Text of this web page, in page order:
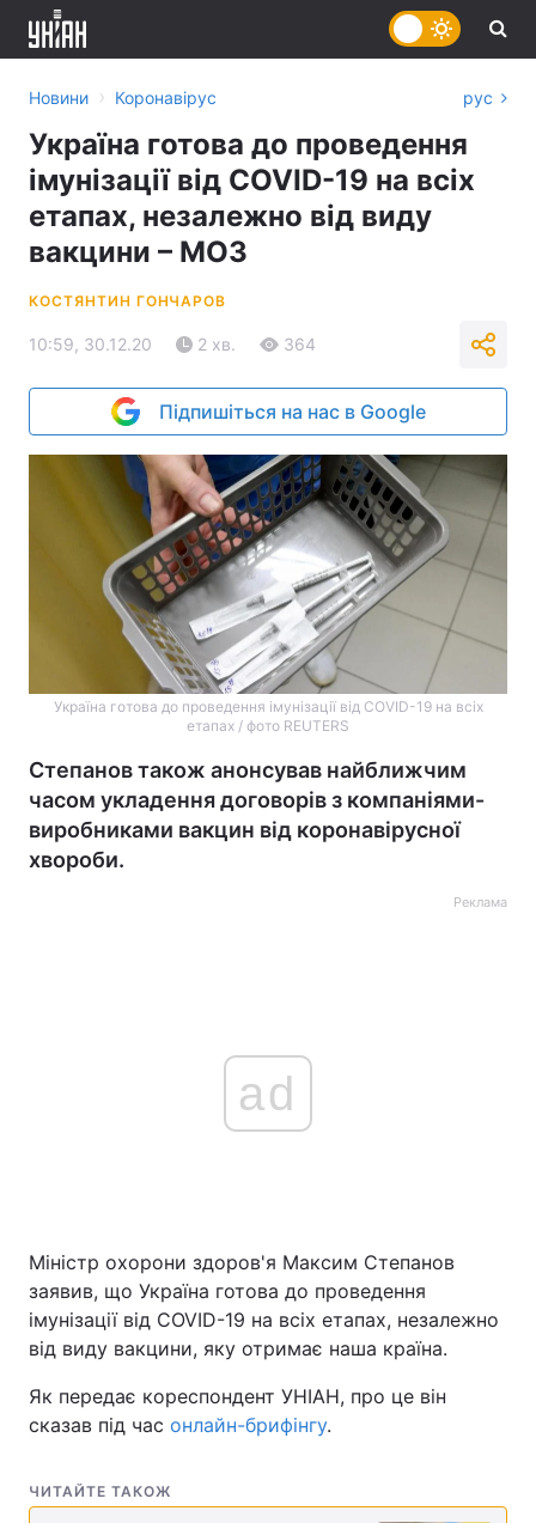
Економіка
Спорт Наука
Лайт
Зброя Інциденти
Здоров'я
Новини › Коронавірус рус
Україна готова до проведення
імунізації від COVID-19 на всіх
етапах, незалежно від виду
вакцини – МОЗ
КОСТЯНТИН ГОНЧАРОВ
10:59, 30.12.20 2 хв. 364
Підпишіться на нас в Google
Україна готова до проведення імунізації від COVID-19 на всіх
етапах / фото REUTERS
Степанов також анонсував найближчим
часом укладення договорів з компаніями-
виробниками вакцин від коронавірусної
хвороби.
Реклама
ad
Міністр охорони здоров'я Максим Степанов
заявив, що Україна готова до проведення
імунізації від COVID-19 на всіх етапах, незалежно
від виду вакцини, яку отримає наша країна.
Як передає кореспондент УНІАН, про це він
сказав під час онлайн-брифінгу.
ЧИТАЙТЕ ТАКОЖ